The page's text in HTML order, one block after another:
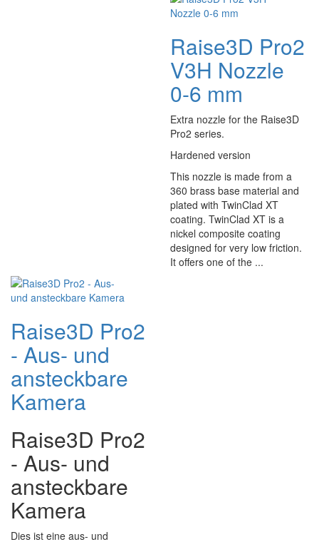
Raise3D Pro2
V3H Nozzle
0-6 mm
Extra nozzle for the Raise3D
Pro2 series.
Hardened version
This nozzle is made from a
360 brass base material and
plated with TwinClad XT
coating. TwinClad XT is a
nickel composite coating
designed for very low friction.
It offers one of the ...
Raise3D Pro2
- Aus- und
ansteckbare
Kamera
Raise3D Pro2
- Aus- und
ansteckbare
Kamera
Dies ist eine aus- und